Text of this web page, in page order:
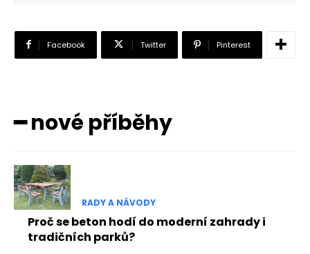
Facebook Twitter Pinterest
━ nové příběhy
RADY A NÁVODY
Proč se beton hodí do moderní zahrady i
tradičních parků?